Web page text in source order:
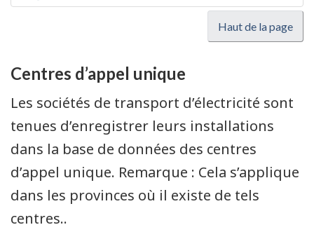
Haut de la page
Centres d’appel unique
Les sociétés de transport d’électricité sont
tenues d’enregistrer leurs installations
dans la base de données des centres
d’appel unique. Remarque : Cela s’applique
dans les provinces où il existe de tels
centres..